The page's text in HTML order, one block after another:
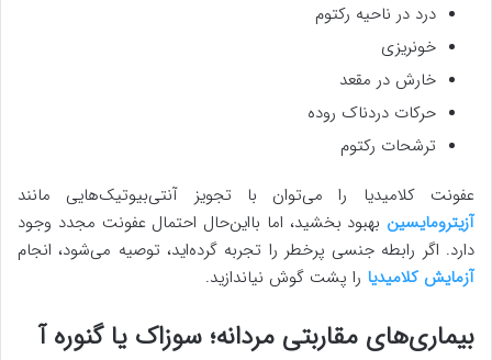
درد در ناحیه رکتوم
خونریزی
خارش در مقعد
حرکات دردناک روده
ترشحات رکتوم
عفونت کلامیدیا را می‌توان با تجویز آنتی‌بیوتیک‌هایی مانند
آزیترومایسین بهبود بخشید، اما بااین‌حال احتمال عفونت مجدد وجود
دارد. اگر رابطه جنسی پرخطر را تجربه گرده‌اید، توصیه می‌شود، انجام
آزمایش کلامیدیا را پشت گوش نیاندازید.
بیماری‌های مقاربتی مردانه؛ سوزاک یا گنوره آ